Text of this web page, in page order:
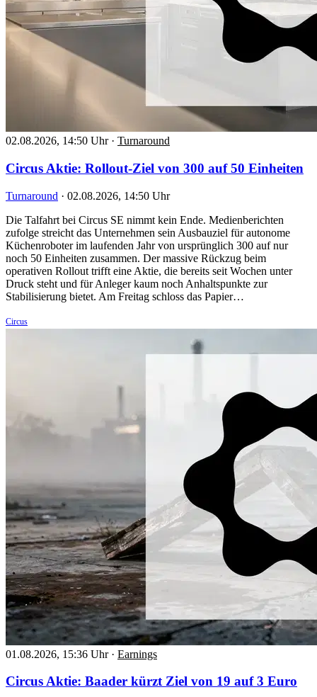
02.08.2026, 14:50 Uhr · Turnaround
Circus Aktie: Rollout-Ziel von 300 auf 50 Einheiten
Turnaround · 02.08.2026, 14:50 Uhr
Die Talfahrt bei Circus SE nimmt kein Ende. Medienberichten
zufolge streicht das Unternehmen sein Ausbauziel für autonome
Küchenroboter im laufenden Jahr von ursprünglich 300 auf nur
noch 50 Einheiten zusammen. Der massive Rückzug beim
operativen Rollout trifft eine Aktie, die bereits seit Wochen unter
Druck steht und für Anleger kaum noch Anhaltspunkte zur
Stabilisierung bietet. Am Freitag schloss das Papier…
Circus
01.08.2026, 15:36 Uhr · Earnings
Circus Aktie: Baader kürzt Ziel von 19 auf 3 Euro